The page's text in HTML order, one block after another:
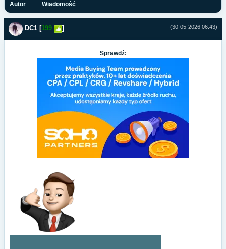
Autor Wiadomość
(30-05-2026 06:43)
DC1 [199 ]
Sprawdź: